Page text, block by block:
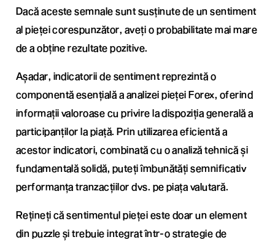
Dacă aceste semnale sunt susținute de un sentiment
al pieței corespunzător, aveți o probabilitate mai mare
de a obține rezultate pozitive.
Așadar, indicatorii de sentiment reprezintă o
componentă esențială a analizei pieței Forex, oferind
informații valoroase cu privire la dispoziția generală a
participanților la piață. Prin utilizarea eficientă a
acestor indicatori, combinată cu o analiză tehnică și
fundamentală solidă, puteți îmbunătăți semnificativ
performanța tranzacțiilor dvs. pe piața valutară.
Rețineți că sentimentul pieței este doar un element
din puzzle și trebuie integrat într-o strategie de